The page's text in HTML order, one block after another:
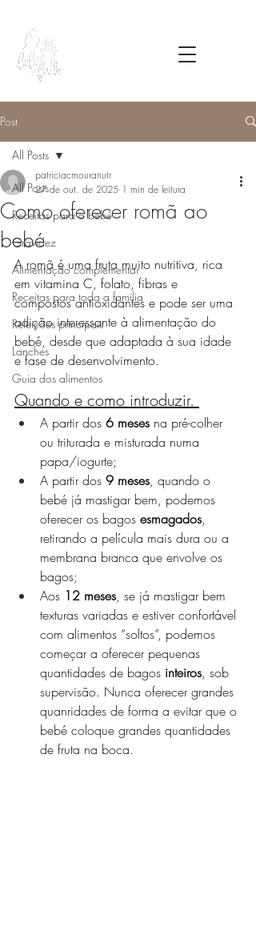
Post
All Posts
Receitas para o bebé
Gravidez
Alimentação complementar
Receitas para toda a familia
Refeições principais
Lanches
Guia dos alimentos
All Posts
Como oferecer romã ao
bebé
patriciacmouranutr
27 de out. de 2025 1 min de leitura
A romã é uma fruta muito nutritiva, rica
em vitamina C, folato, fibras e
compostos antioxidantes e pode ser uma
adição interessante à alimentação do
bebé, desde que adaptada à sua idade
e fase de desenvolvimento.
Quando e como introduzir.
A partir dos 6 meses na pré-colher
ou triturada e misturada numa
papa/iogurte;
A partir dos 9 meses, quando o
bebé já mastigar bem, podemos
oferecer os bagos esmagados,
retirando a película mais dura ou a
membrana branca que envolve os
bagos;
Aos 12 meses, se já mastigar bem
texturas variadas e estiver confortável
com alimentos “soltos”, podemos
começar a oferecer pequenas
quantidades de bagos inteiros, sob
supervisão. Nunca oferecer grandes
quanridades de forma a evitar que o
bebé coloque grandes quantidades
de fruta na boca.